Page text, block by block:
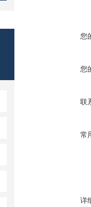
您
您
联
常
详